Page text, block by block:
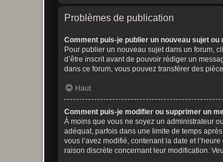
Problèmes de publication
Comment puis-je publier un nouveau sujet ou
Pour publier un nouveau sujet dans un forum,
d’être inscrit avant de pouvoir rédiger un
dans ce forum, vous pouvez transférer des
Haut
Comment puis-je modifier ou supprimer un
À moins que vous ne soyez un administrateur
adéquat, parfois dans une limite de temps
vous l’avez modifié, contenant la date et
raison discrète concernant leur modification.